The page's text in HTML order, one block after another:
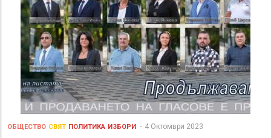
ОБЩЕСТВО СВЯТ ПОЛИТИКА ИЗБОРИ 4 Октомври 2023